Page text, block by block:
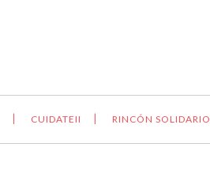
CUIDATEII RINCÓN SOLIDARIO